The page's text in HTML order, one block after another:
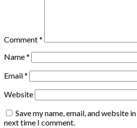
Comment*
Name*
Email*
Website
Save my name, email, and website
next time I comment.